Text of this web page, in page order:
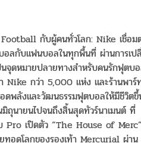
กับผู้คนทั่วโลก: Nike เชื่อม
อลกับแฟนบอลในทุกพื้นที่ ผ่านการเป
จุดหมายปลายทางสำหรับคนรักฟุตบ
า Nike กว่า 5,000 แห่ง และร้านพาร์
อดพลังและวัฒนธรรมฟุตบอลให้มีชีวิต
มิถุนายนไปจนถึงสิ้นสุดทัวร์นาเมนต์ ที่
Pro เปิดตัว “The House of
ทอดโลกของรองเท้า Mercurial ผ่าน